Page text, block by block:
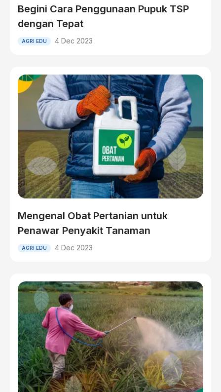
Begini Cara Penggunaan Pupuk TSP
dengan Tepat
AGRI EDU 4 Dec 2023
Mengenal Obat Pertanian untuk
Penawar Penyakit Tanaman
AGRI EDU 4 Dec 2023